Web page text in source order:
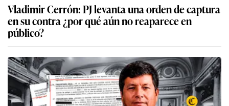
Vladimir Cerrón: PJ levanta una orden de captura
en su contra ¿por qué aún no reaparece en
público?